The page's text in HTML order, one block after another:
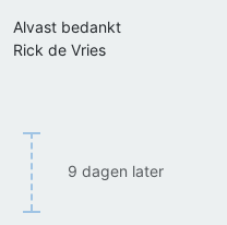
Alvast bedankt
Rick de Vries
9 dagen later